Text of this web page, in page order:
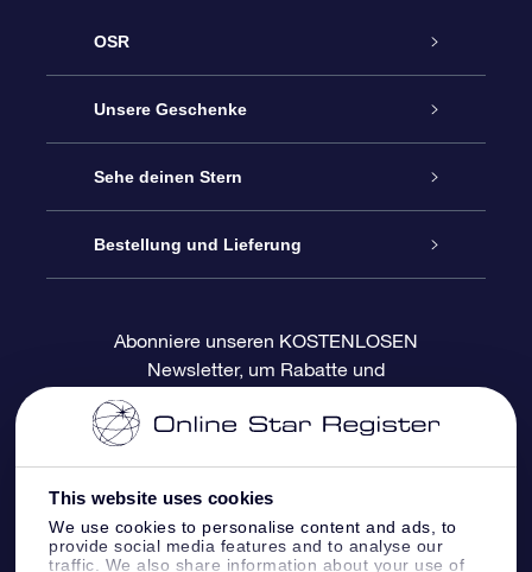
This website uses cookies
We use cookies to personalise content and ads, to
provide social media features and to analyse our
traffic. We also share information about your use of
OSR
Service
Kontakt
Blog
Bewertungen
Unsere Geschenke
Sterne schenken
OSR-Geschenkpaket
OSR-Geschenkgutschein
Firmengeschenke
Sehe deinen Stern
Sternregister
Personalisierte Sternseite
One Million Stars
OSR-Starsaver
Bestellung und Lieferung
Zahlungsinformationen
Versandinformationen
Rückgaberecht
Abonniere unseren KOSTENLOSEN
Newsletter, um Rabatte und